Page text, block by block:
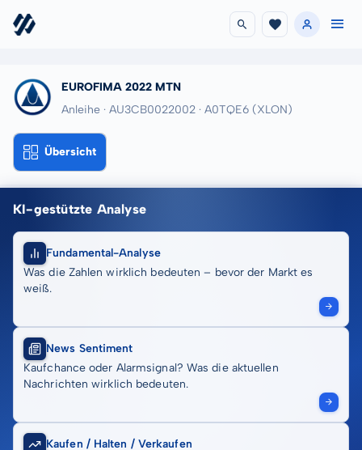
EUROFIMA 2022 MTN
Anleihe · AU3CB0022002 · A0TQE6 (XLON)
Übersicht
KI-gestützte Analyse
Fundamental-Analyse
Was die Zahlen wirklich bedeuten – bevor der Markt es
weiß.
News Sentiment
Kaufchance oder Alarmsignal? Was die aktuellen
Nachrichten wirklich bedeuten.
Kaufen / Halten / Verkaufen